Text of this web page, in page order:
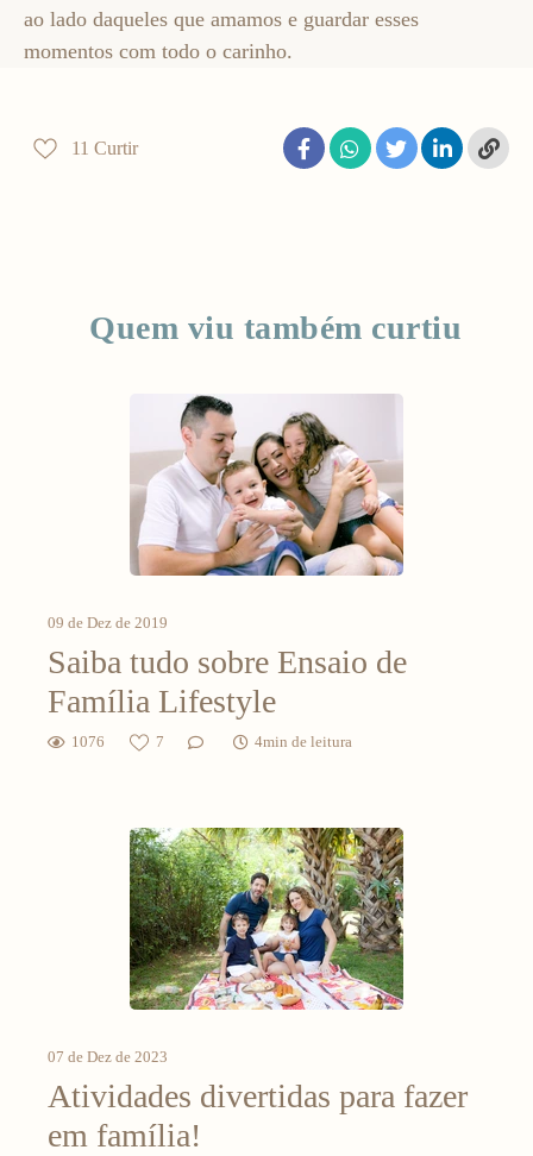
ao lado daqueles que amamos e guardar esses
momentos com todo o carinho.
11 Curtir
Quem viu também curtiu
09 de Dez de 2019
Saiba tudo sobre Ensaio de
Família Lifestyle
1076 7 4min de leitura
07 de Dez de 2023
Atividades divertidas para fazer
em família!